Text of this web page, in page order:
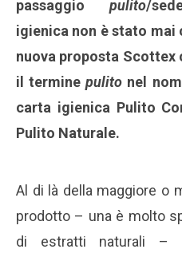
passaggio pulito/
igienica non è stato
nuova proposta
il terminepulito nel
carta igienica Pulito
Pulito Naturale.
Al di là della maggiore o
prodotto – una è molto
di estratti naturali –